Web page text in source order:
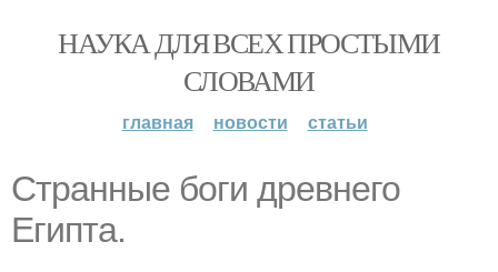
НАУКА ДЛЯ ВСЕХ ПРОСТЫМИ
СЛОВАМИ
главная новости статьи
Странные боги древнего
Египта.